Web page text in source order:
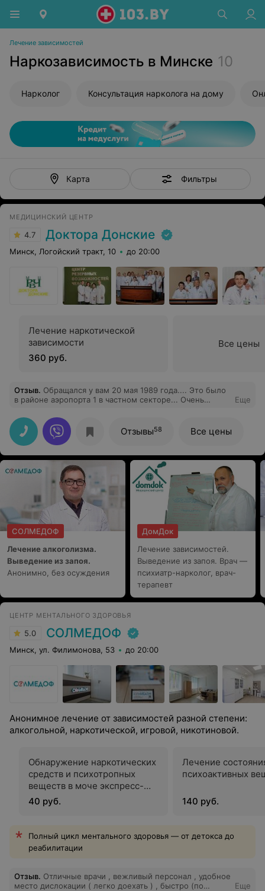
Лечение зависимостей
Наркозависимость в Минске 10
Нарколог Консультация нарколога на дому
Карта Фильтры
МЕДИЦИНСКИЙ ЦЕНТР
4.7 Доктора Донские
Минск, Логойский тракт, 10 до 20:00
Лечение наркотической
зависимости
360 руб.
Все цены
Отзыв. Обращался у вам 20 мая 1989 года.... Это было
в районе аэропорта 1 в частном секторе... Очень
Еще
Отзывы58 Все цены
СОЛМЕДОФ
Лечение алкоголизма.
Выведение из запоя.
Анонимно, без осуждения
ДомДок
Лечение зависимостей.
Выведение из запоя. Врач —
психиатр-нарколог, врач-
терапевт
ЦЕНТР МЕНТАЛЬНОГО ЗДОРОВЬЯ
5.0 СОЛМЕДОФ
Минск, ул. Филимонова, 53 до 20:00
Анонимное лечение от зависимостей разной степени:
алкогольной, наркотической, игровой, никотиновой.
Обнаружение наркотических
средств и психотропных
веществ в моче экспресс-
методом
40 руб.
Лечение
психоактивных
140 руб.
Полный цикл ментального здоровья — от детокса до
реабилитации
Отзыв. Отличные врачи , вежливый персонал , удобное
место дислокации ( легко доехать ) , быстро (по
Еще